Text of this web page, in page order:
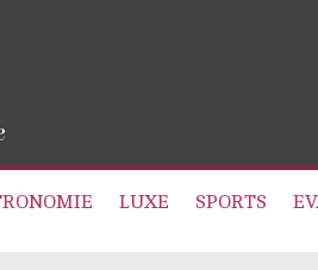
LUXE SPORTS